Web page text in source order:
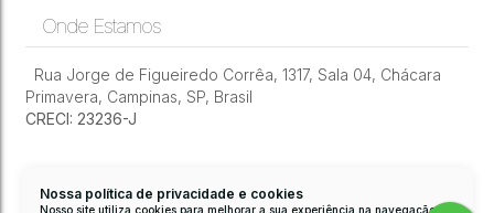
Nossa política de privacidade e cookies
Nosso site utiliza cookies para melhorar a sua experiência na navegação.
Onde Estamos
Rua Jorge de Figueiredo Corrêa, 1317, Sala 04, Chácara
Primavera, Campinas, SP, Brasil
CRECI: 23236-J